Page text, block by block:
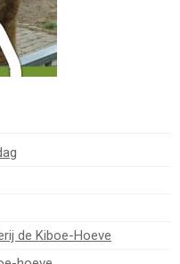
de Kiboe-Hoeve